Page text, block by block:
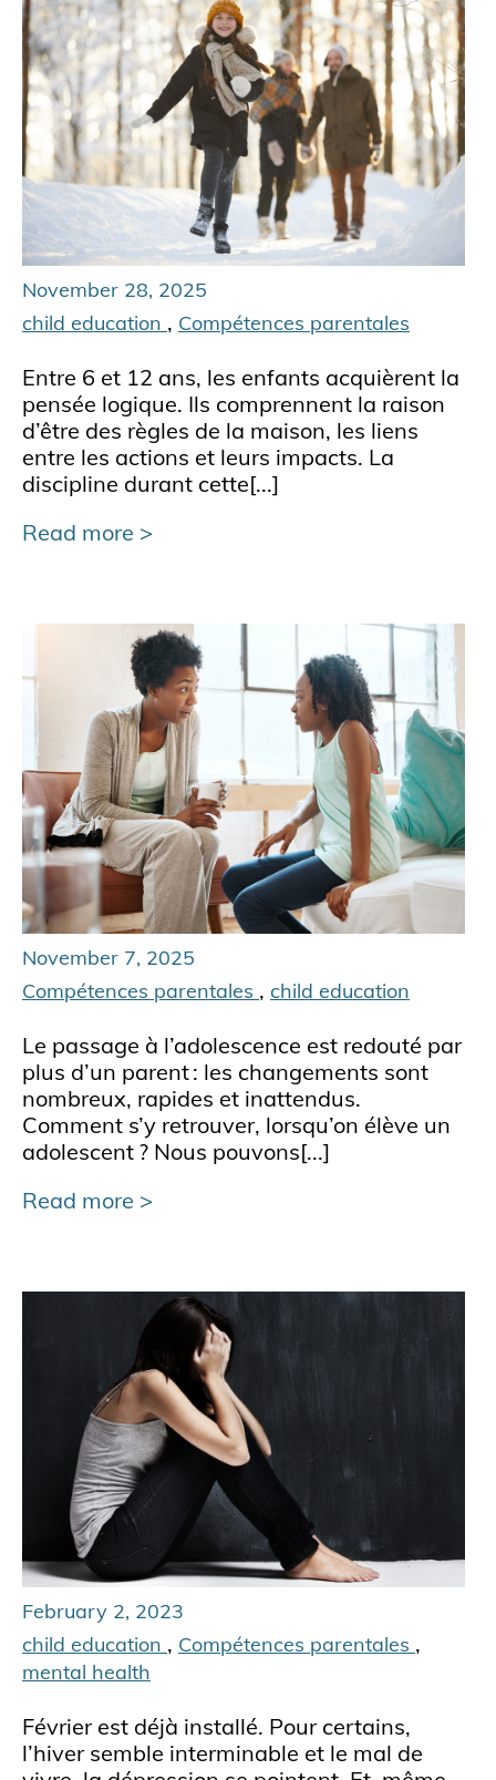
November 28, 2025
child education , Compétences parentales
Entre 6 et 12 ans, les enfants acquièrent la
pensée logique. Ils comprennent la raison
d’être des règles de la maison, les liens
entre les actions et leurs impacts. La
discipline durant cette[...]
Read more
November 7, 2025
Compétences parentales , child education
Le passage à l’adolescence est redouté par
plus d’un parent : les changements sont
nombreux, rapides et inattendus.
Comment s’y retrouver, lorsqu’on élève un
adolescent ? Nous pouvons[...]
Read more
February 2, 2023
child education , Compétences parentales ,
mental health
Février est déjà installé. Pour certains,
l’hiver semble interminable et le mal de